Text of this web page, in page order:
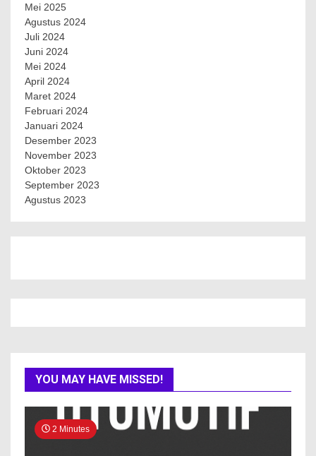
Mei 2025
Agustus 2024
Juli 2024
Juni 2024
Mei 2024
April 2024
Maret 2024
Februari 2024
Januari 2024
Desember 2023
November 2023
Oktober 2023
September 2023
Agustus 2023
YOU MAY HAVE MISSED!
2 Minutes